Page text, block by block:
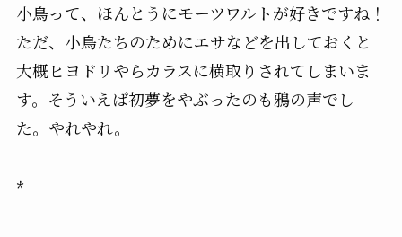
小鳥って、ほんとうにモーツワルトが好きですね！
ただ、小鳥たちのためにエサなどを出しておくと
大概ヒヨドリやらカラスに横取りされてしまいま
す。そういえば初夢をやぶったのも鴉の声でし
た。やれやれ。
*